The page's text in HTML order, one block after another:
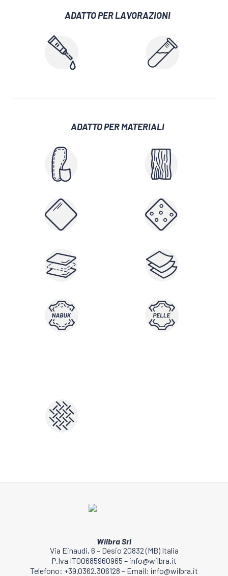
ADATTO PER LAVORAZIONI
ADATTO PER MATERIALI
Wilbra Srl
Via Einaudi, 6 – Desio 20832 (MB) Italia
P.Iva IT00685960965 – info@wilbra.it
Telefono: +39.0362.306128 – Email: info@wilbra.it